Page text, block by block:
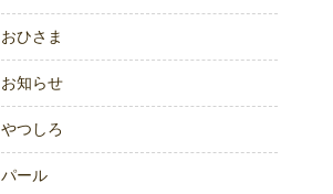
おひさま
お知らせ
やつしろ
パール